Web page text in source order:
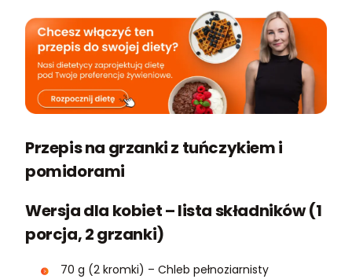
Przepis na grzanki z tuńczykiem i
pomidorami
Wersja dla kobiet – lista składników (1
porcja, 2 grzanki)
70 g (2 kromki) – Chleb pełnoziarnisty